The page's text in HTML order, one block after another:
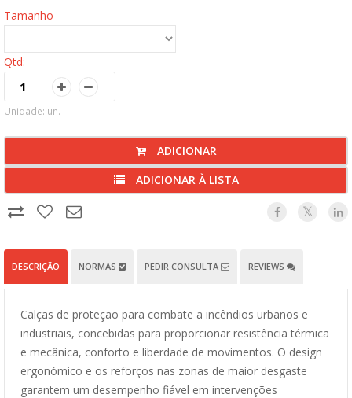
Tamanho
Qtd:
Unidade: un.
ADICIONAR
ADICIONAR À LISTA
DESCRIÇÃO NORMAS PEDIR CONSULTA REVIEWS
Calças de proteção para combate a incêndios urbanos e
industriais, concebidas para proporcionar resistência térmica
e mecânica, conforto e liberdade de movimentos. O design
ergonómico e os reforços nas zonas de maior desgaste
garantem um desempenho fiável em intervenções